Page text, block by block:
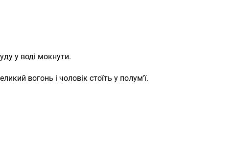
у воді мокнути.
вогонь і чоловік стоїть у полум’ї.